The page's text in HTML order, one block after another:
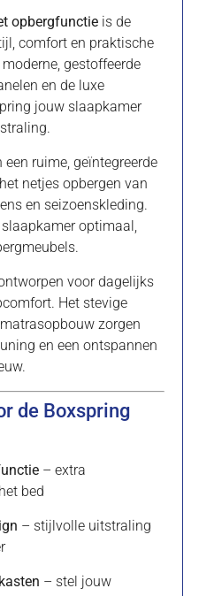
opbergfunctieis de
comfort en praktische
gestoffeerde
en de luxe
jouw slaapkamer
ruime, geïntegreerde
netjes opbergen van
en seizoenskleding.
optimaal,
voor dagelijks
Het stevige
zorgen
en een ontspannen
de Boxspring
– extra
bed
– stijlvolle uitstraling
– stel jouw